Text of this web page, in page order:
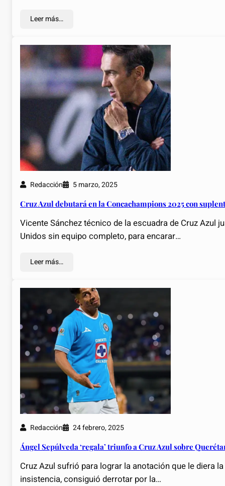
Leer más…
Redacción 5 marzo, 2025
Cruz Azul debutará en la Concachampions 2025 con
Vicente Sánchez técnico de la escuadra de Cruz Azul
Unidos sin equipo completo, para encarar…
Leer más…
Redacción 24 febrero, 2025
Ángel Sepúlveda ‘regala’ triunfo a Cruz Azul sobre
Cruz Azul sufrió para lograr la anotación que le diera
insistencia, consiguió derrotar por la…